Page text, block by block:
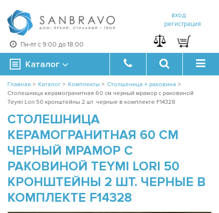
Пн-пт с 9:00 до 18:00
вход
регистрация
Каталог
Главная > Каталог > Комплекты > Столшеница + раковина >
Столешница керамогранитная 60 см черный мрамор с раковиной
Teymi Lori 50 кронштейны 2 шт. черные в комплекте F14328
СТОЛЕШНИЦА
КЕРАМОГРАНИТНАЯ 60 СМ
ЧЕРНЫЙ МРАМОР С
РАКОВИНОЙ TEYMI LORI 50
КРОНШТЕЙНЫ 2 ШТ. ЧЕРНЫЕ В
КОМПЛЕКТЕ F14328